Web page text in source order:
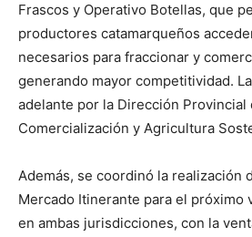
Frascos y Operativo Botellas, que
productores catamarqueños
necesarios para fraccionar y
generando mayor competitividad.
adelante por la Dirección
Comercialización y Agricultura
Además, se coordinó la realización
Mercado Itinerante para el próximo
en ambas jurisdicciones, con la